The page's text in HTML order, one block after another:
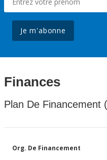
Je m'abonne
Finances
Plan De Financement
Org. De Financement